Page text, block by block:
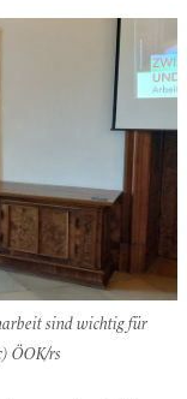
sind wichtig für
ÖOK/rs